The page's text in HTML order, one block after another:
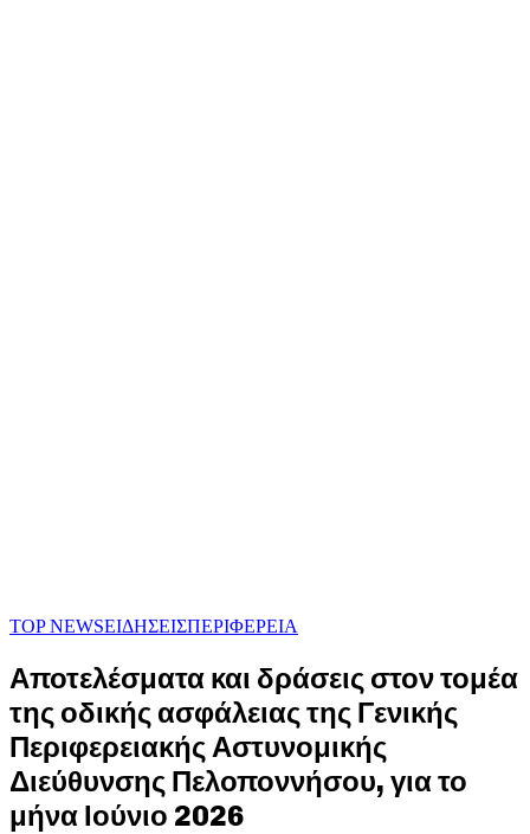
TOP NEWSΕΙΔΗΣΕΙΣΠΕΡΙΦΕΡΕΙΑ
Αποτελέσματα και δράσεις στον τομέα
της οδικής ασφάλειας της Γενικής
Περιφερειακής Αστυνομικής
Διεύθυνσης Πελοποννήσου, για το
μήνα Ιούνιο 2026